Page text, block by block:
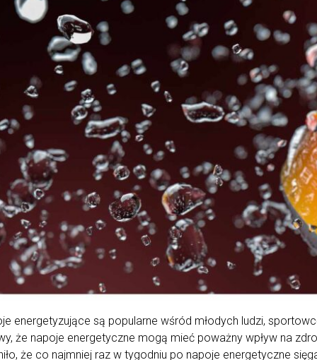
energetyzujące są popularne wśród młodych ludzi,
że napoje energetyczne mogą mieć poważny wpływ na
że co najmniej raz w tygodniu po napoje energetyczne